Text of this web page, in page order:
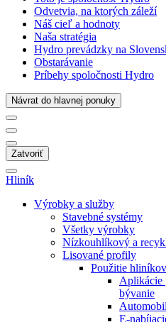
Odvetvia, na ktorých záleží
Náš cieľ a hodnoty
Naša stratégia
Hydro prevádzky na
Obstarávanie
Príbehy spoločnosti Hydro
Návrat do hlavnej ponuky
Zatvoriť
Hliník
Výrobky a služby
Stavebné systémy
Všetky výrobky
Nízkouhlíkový a
Lisované profily
Použitie
Aplikácie
bývanie
E-